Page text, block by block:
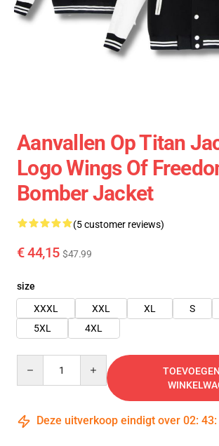
Aanvallen Op Titan
Logo Wings Of
Bomber Jacket
(5 customer reviews)
€ 44,15 $47.99
size
XXXL
XXL XL S
5XL
4XL
Deze uitverkoop eindigt over 02: 43: